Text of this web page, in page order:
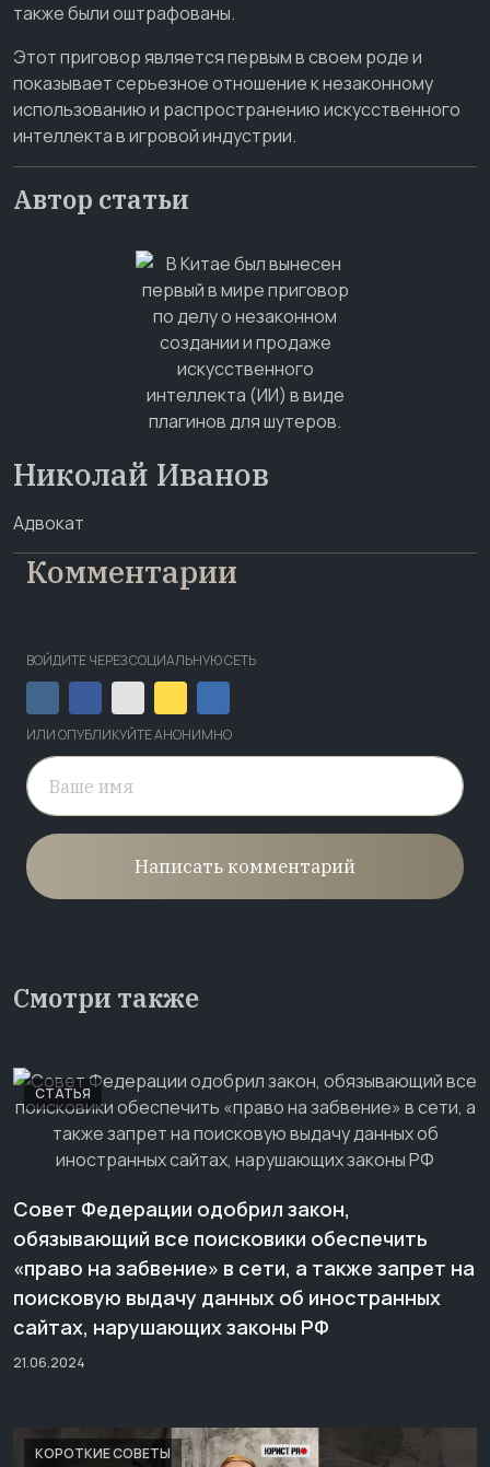
также были оштрафованы.
Этот приговор является первым в своем роде и
показывает серьезное отношение к незаконному
использованию и распространению искусственного
интеллекта в игровой индустрии.
Автор статьи
Николай Иванов
Адвокат
Комментарии
ВОЙДИТЕ ЧЕРЕЗ СОЦИАЛЬНУЮ СЕТЬ
ИЛИ ОПУБЛИКУЙТЕ АНОНИМНО
Написать комментарий
Смотри также
СТАТЬЯ
Совет Федерации одобрил закон,
обязывающий все поисковики обеспечить
«право на забвение» в сети, а также запрет на
поисковую выдачу данных об иностранных
сайтах, нарушающих законы РФ
21.06.2024
КОРОТКИЕ СОВЕТЫ